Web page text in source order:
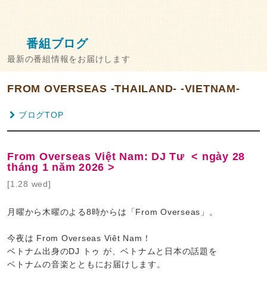
番組ブログ
最新の番組情報をお届けします
FROM OVERSEAS -THAILAND- -VIETNAM-
ブログTOP
From Overseas Việt Nam: DJ Tư < ngày 28
tháng 1 năm 2026 >
[1.28 wed]
月曜から木曜のよる8時からは「From Overseas」。
今夜は From Overseas Viêt Nam！
ベトナム出身のDJ トゥ が、ベトナムと日本の話題を
ベトナムの音楽とともにお届けします。